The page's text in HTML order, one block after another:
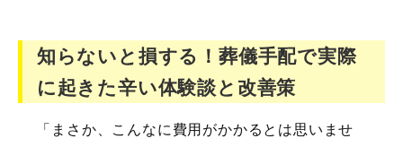
知らないと損する！葬儀手配で実際
に起きた辛い体験談と改善策
「まさか、こんなに費用がかかるとは思いませ